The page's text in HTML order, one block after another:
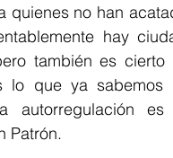
quienes no han
hay
también es
que ya sabemos
autorregulación
Patrón.